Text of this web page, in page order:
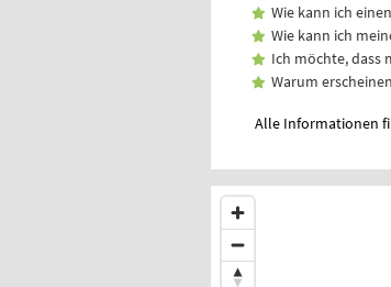
Wie kann ich
Wie kann ich
Ich möchte, dass
Warum
Alle Informationen